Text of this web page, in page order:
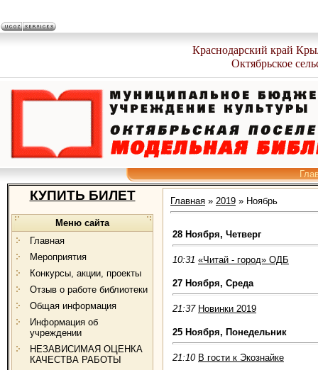
Краснодарский край
Октябрьское
КУПИТЬ БИЛЕТ
Меню сайта
Главная
Мероприятия
Конкурсы, акции, проекты
Отзыв о работе библиотеки
Общая информация
Информация об
учреждении
НЕЗАВИСИМАЯ ОЦЕНКА
КАЧЕСТВА РАБОТЫ
Главная » 2019 » Ноябрь
28 Ноября, Четверг
10:31 «Читай - город» ОДБ
27 Ноября, Среда
21:37 Новинки 2019
25 Ноября, Понедельник
21:10 В гости к Экознайке